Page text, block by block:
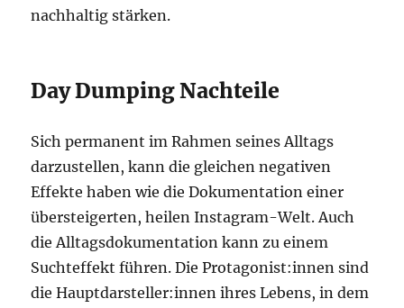
nachhaltig stärken.
Day Dumping Nachteile
Sich permanent im Rahmen seines Alltags
darzustellen, kann die gleichen negativen
Effekte haben wie die Dokumentation einer
übersteigerten, heilen Instagram-Welt. Auch
die Alltagsdokumentation kann zu einem
Suchteffekt führen. Die Protagonist:innen sind
die Hauptdarsteller:innen ihres Lebens, in dem